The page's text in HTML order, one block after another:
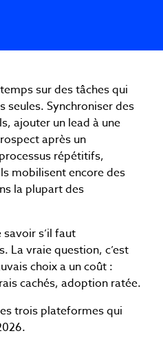
sur des tâches qui
Synchroniser des
ajouter un lead à une
après un
répétitifs,
mobilisent encore des
la plupart des
savoir s’il faut
La vraie question, c’est
choix a un coût :
cachés, adoption ratée.
trois plateformes qui